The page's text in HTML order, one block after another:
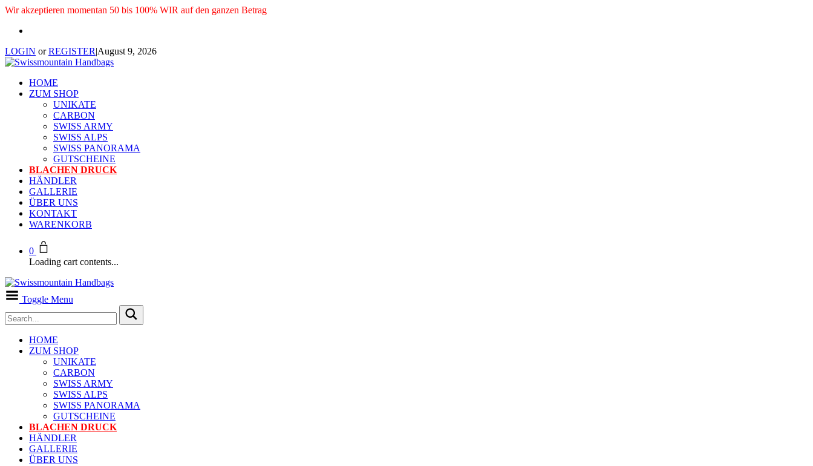
Wir akzeptieren momentan 50 bis 100% WIR auf den ganzen Betrag
LOGIN orREGISTER|August 9, 2026
HOME
ZUM SHOP
UNIKATE
CARBON
SWISS ARMY
SWISS ALPS
SWISS PANORAMA
GUTSCHEINE
BLACHEN DRUCK
HÄNDLER
GALLERIE
ÜBER UNS
KONTAKT
WARENKORB
0
Loading cart contents...
Toggle Menu
HOME
ZUM SHOP
UNIKATE
CARBON
SWISS ARMY
SWISS ALPS
SWISS PANORAMA
GUTSCHEINE
BLACHEN DRUCK
HÄNDLER
GALLERIE
ÜBER UNS